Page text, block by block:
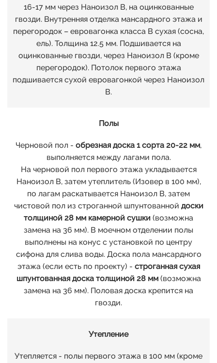
16-17 мм через Наноизол В, на оцинкованные
гвозди. Внутренняя отделка мансардного этажа и
перегородок – евровагонка класса В сухая (сосна,
ель). Толщина 12.5 мм. Подшивается на
оцинкованные гвозди, через Наноизол В (кроме
перегородок). Потолок первого этажа
подшивается сухой евровагонкой через Наноизол
В.
Полы
Черновой пол - обрезная доска 1 сорта 20-22 мм,
выполняется между лагами пола.
На черновой пол первого этажа укладывается
Наноизол В, затем утеплитель (Изовер в 100 мм),
по лагам раскатывается Наноизол В, затем
чистовой пол из строганной шпунтованной доски
толщиной 28 мм камерной сушки (возможна
замена на 36 мм). В моечном отделении полы
выполнены на конус с установкой по центру
сифона для слива воды. Доска пола мансардного
этажа (если есть по проекту) - строганная сухая
шпунтованная доска толщиной 28 мм(возможна
замена на 36 мм). Половая доска крепится на
гвозди.
Утепление
Утепляется - полы первого этажа в 100 мм (кроме